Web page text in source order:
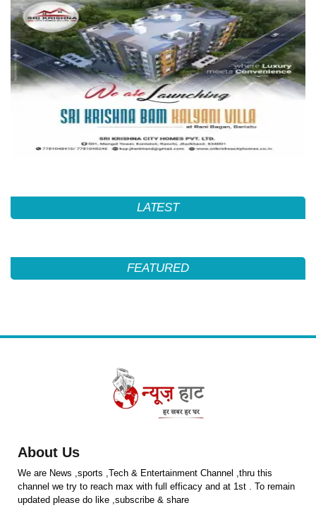
LATEST
FEATURED
About Us
We are News ,sports ,Tech & Entertainment Channel ,thru this
channel we try to reach max with full efficacy and at 1st . To remain
updated please do like ,subscribe & share